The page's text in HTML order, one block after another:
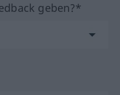
geben?*